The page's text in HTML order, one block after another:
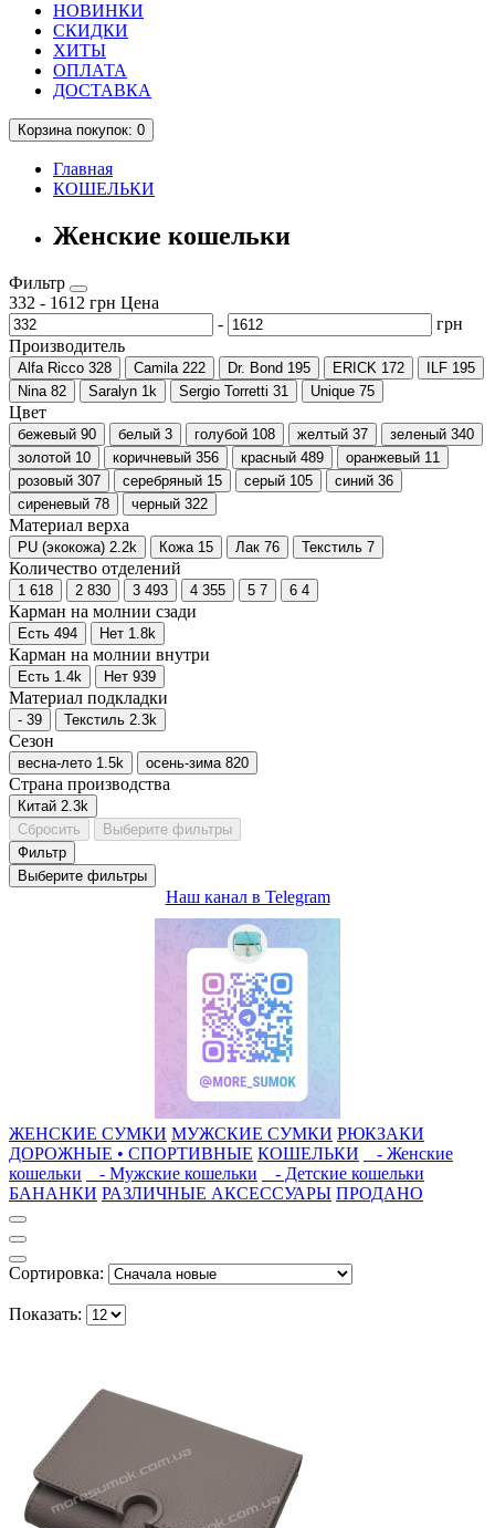
НОВИНКИ
СКИДКИ
ХИТЫ
ОПЛАТА
ДОСТАВКА
Корзинапокупок: 0
Главная
КОШЕЛЬКИ
Женские кошельки
Фильтр
332 - 1612 грн Цена
-
грн
Производитель
Alfa Ricco 328 Camila 222 Dr. Bond 195 ERICK 172 ILF 195
Nina 82 Saralyn 1k Sergio Torretti 31 Unique 75
Цвет
бежевый 90 белый 3 голубой 108 желтый 37 зеленый 340
золотой 10 коричневый 356 красный 489 оранжевый 11
розовый 307 серебряный 15 серый 105 синий 36
сиреневый 78 черный 322
Материал верха
PU (экокожа) 2.2k Кожа 15 Лак 76 Текстиль 7
Количество отделений
1 618 2 830 3 493 4 355 5 7 6 4
Карман на молнии сзади
Есть 494 Нет 1.8k
Карман на молнии внутри
Есть 1.4k Нет 939
Материал подкладки
- 39 Текстиль 2.3k
Сезон
весна-лето 1.5k осень-зима 820
Страна производства
Китай 2.3k
Сбросить
Выберите фильтры
Фильтр
Выберите фильтры
Наш канал в Telegram
ЖЕНСКИЕ СУМКИ МУЖСКИЕ СУМКИ РЮКЗАКИ
ДОРОЖНЫЕ • СПОРТИВНЫЕ КОШЕЛЬКИ
- Женские
кошельки
- Мужские кошельки
- Детские кошельки
БАНАНКИ РАЗЛИЧНЫЕ АКСЕССУАРЫ ПРОДАНО
Сортировка:
Показать: